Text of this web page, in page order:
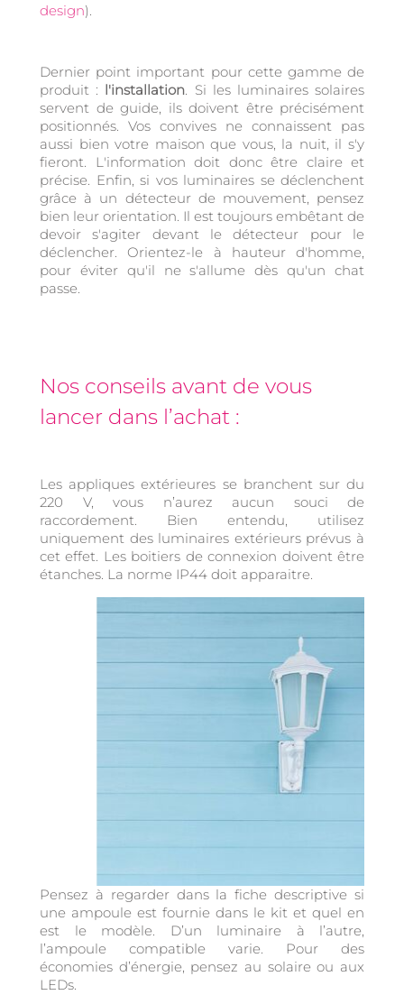
design).
Dernier point important pour cette gamme de
produit : l'installation. Si les luminaires solaires
servent de guide, ils doivent être précisément
positionnés. Vos convives ne connaissent pas
aussi bien votre maison que vous, la nuit, il s'y
fieront. L'information doit donc être claire et
précise. Enfin, si vos luminaires se déclenchent
grâce à un détecteur de mouvement, pensez
bien leur orientation. Il est toujours embêtant de
devoir s'agiter devant le détecteur pour le
déclencher. Orientez-le à hauteur d'homme,
pour éviter qu'il ne s'allume dès qu'un chat
passe.
Nos conseils avant de vous
lancer dans l’achat :
Les appliques extérieures se branchent sur du
220 V, vous n’aurez aucun souci de
raccordement. Bien entendu, utilisez
uniquement des luminaires extérieurs prévus à
cet effet. Les boitiers de connexion doivent être
étanches. La norme IP44 doit apparaitre.
Pensez à regarder dans la fiche descriptive si
une ampoule est fournie dans le kit et quel en
est le modèle. D’un luminaire à l’autre,
l’ampoule compatible varie. Pour des
économies d’énergie, pensez au solaire ou aux
LEDs.